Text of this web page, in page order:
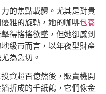
的焦點載體。尤其是對貴
雅的旋轉，她的咖啡包養
得搖搖欲墜，但她卻感到
級市而言，以年夜型財產
為急切。
資超百億然後，販賣機開
折成的千紙鶴，它們像金